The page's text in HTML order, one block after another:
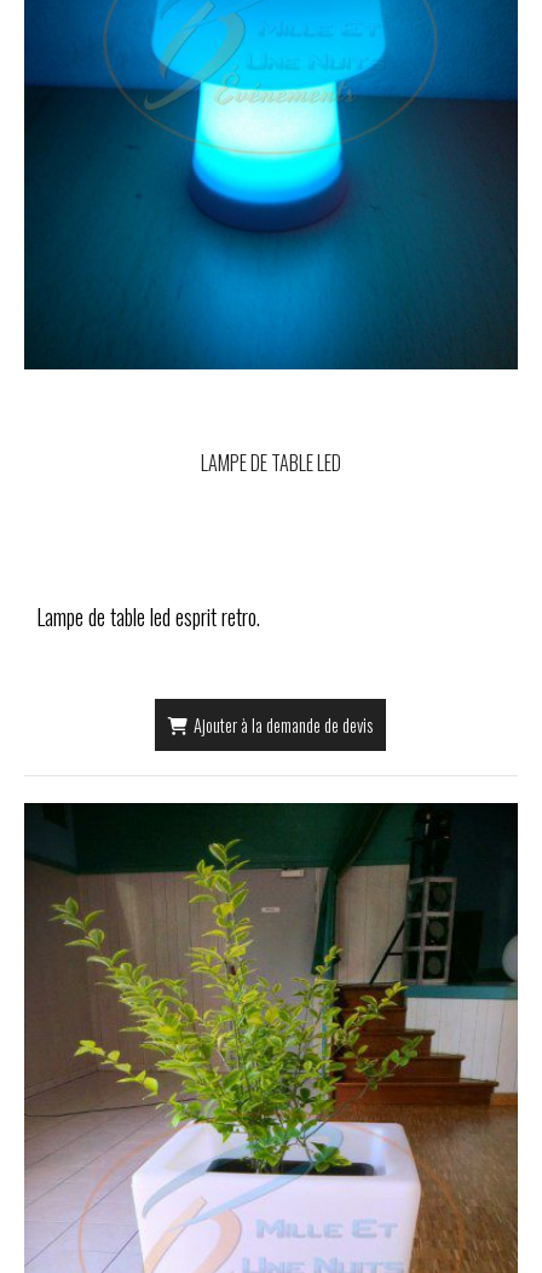
LAMPE DE TABLE LED
Lampe de table led esprit retro.
Ajouter à la demande de devis